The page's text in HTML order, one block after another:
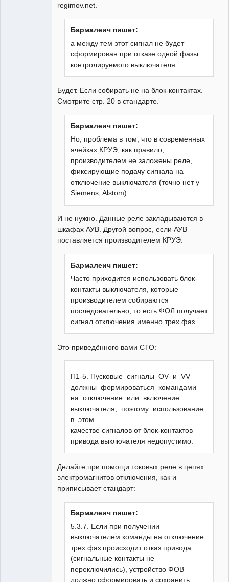
regimov.net.
Бармалеич пишет:
а между тем этот сигнал не будет
сформирован при отказе одной фазы
контролируемого выключателя.
Будет. Если собирать не на блок-контактах.
Смотрите стр. 20 в стандарте.
Бармалеич пишет:
Но, проблема в том, что в современных
ячейках КРУЭ, как правило,
производителем не заложены реле,
фиксирующие подачу сигнала на
отключение выключателя (точно нет у
Siemens, Alstom).
И не нужно. Данные реле закладываются в
шкафах АУВ. Другой вопрос, если АУВ
поставляется производителем КРУЭ.
Бармалеич пишет:
Часто приходится использовать блок-
контакты выключателя, которые
производителем собираются
последовательно, то есть ФОЛ получает
сигнал отключения именно трех фаз.
Это приведённого вами СТО:
П1-5. Пусковые сигналы OV и VV
должны формироваться командами
на отключение или включение
выключателя, поэтому использование
в этом
качестве сигналов от блок-контактов
привода выключателя недопустимо.
Делайте при помощи токовых реле в цепях
электромагнитов отключения, как и
приписывает стандарт:
Бармалеич пишет:
5.3.7. Если при получении
выключателем команды на отключение
трех фаз происходит отказ привода
(сигнальные контакты не
переключились), устройство ФОВ
должно сформировать и сохранить